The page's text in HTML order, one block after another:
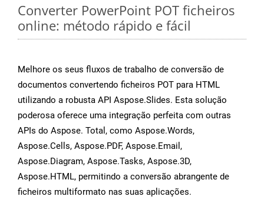
Converter PowerPoint POT ficheiros
online: método rápido e fácil
Melhore os seus fluxos de trabalho de conversão de
documentos convertendo ficheiros POT para HTML
utilizando a robusta API Aspose.Slides. Esta solução
poderosa oferece uma integração perfeita com outras
APIs do Aspose. Total, como Aspose.Words,
Aspose.Cells, Aspose.PDF, Aspose.Email,
Aspose.Diagram, Aspose.Tasks, Aspose.3D,
Aspose.HTML, permitindo a conversão abrangente de
ficheiros multiformato nas suas aplicações.